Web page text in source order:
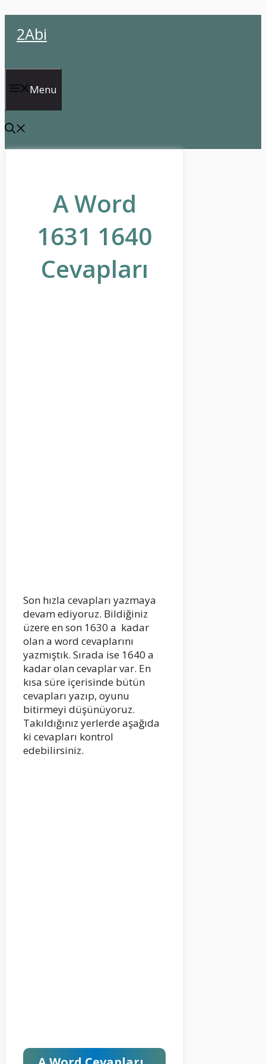
atla2Abi
Menu
A Word
1631 1640
Cevapları
Son hızla cevapları yazmaya
devam ediyoruz. Bildiğiniz
üzere en son 1630 a kadar
olan a word cevaplarını
yazmıştık. Sırada ise 1640 a
kadar olan cevaplar var. En
kısa süre içerisinde bütün
cevapları yazıp, oyunu
bitirmeyi düşünüyoruz.
Takıldığınız yerlerde aşağıda
ki cevapları kontrol
edebilirsiniz.